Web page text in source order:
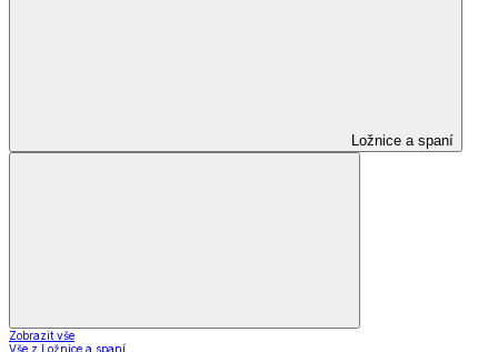
Ložnice a spaní
Zobrazit vše
Vše z Ložnice a spaní